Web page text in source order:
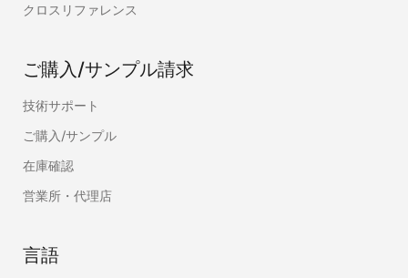
クロスリファレンス
ご購入/サンプル請求
技術サポート
ご購入/サンプル
在庫確認
営業所・代理店
言語